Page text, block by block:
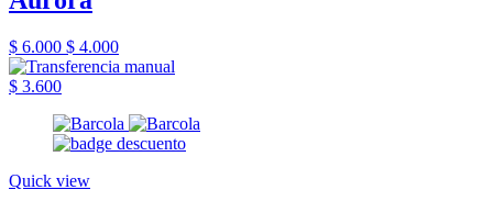
$ 6.000 $ 4.000
$ 3.600
Quick view